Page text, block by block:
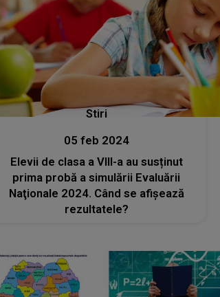
Stiri
05 feb 2024
Elevii de clasa a VIII-a au susținut
prima probă a simulării Evaluării
Naţionale 2024. Când se afișează
rezultatele?